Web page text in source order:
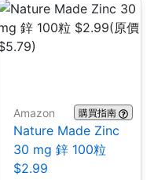
Amazon 購買指南
Nature Made Zinc
30 mg 鋅 100粒
$2.99